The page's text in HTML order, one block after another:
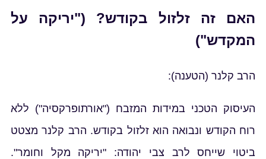
האם זה זלזול בקודש? ("יריקה על
המקדש")
הרב קלנר (הטענה):
העיסוק הטכני במידות המזבח ("אורתופרקסיה") ללא
רוח הקודש ונבואה הוא זלזול בקודש. הרב קלנר מצטט
ביטוי שייחס לרב צבי יהודה: "יריקה מקל וחומר".